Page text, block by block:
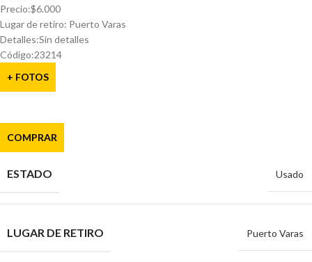
Precio:$6.000
Lugar de retiro: Puerto Varas
Detalles:Sin detalles
Código:23214
+ FOTOS
COMPRAR
ESTADO Usado
LUGAR DE RETIRO Puerto Varas